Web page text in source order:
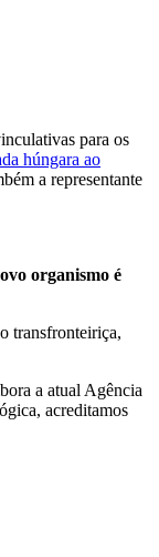
para os
húngara ao
a representante
organismo é
transfronteiriça,
a atual Agência
acreditamos